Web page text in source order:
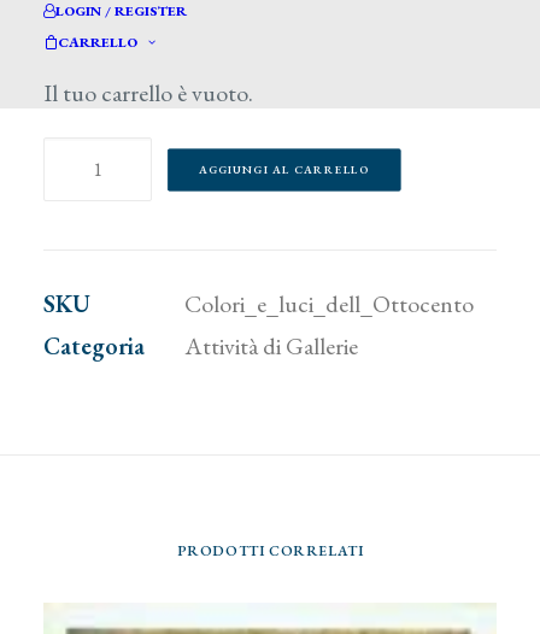
LOGIN / REGISTER
CARRELLO
Il tuo carrello è vuoto.
15,00€
80 disponibili
Colori
AGGIUNGI AL CARRELLO
SKU
Colori_e_luci_dell_Ottocento
Categoria
Attività di Gallerie
PRODOTTI CORRELATI